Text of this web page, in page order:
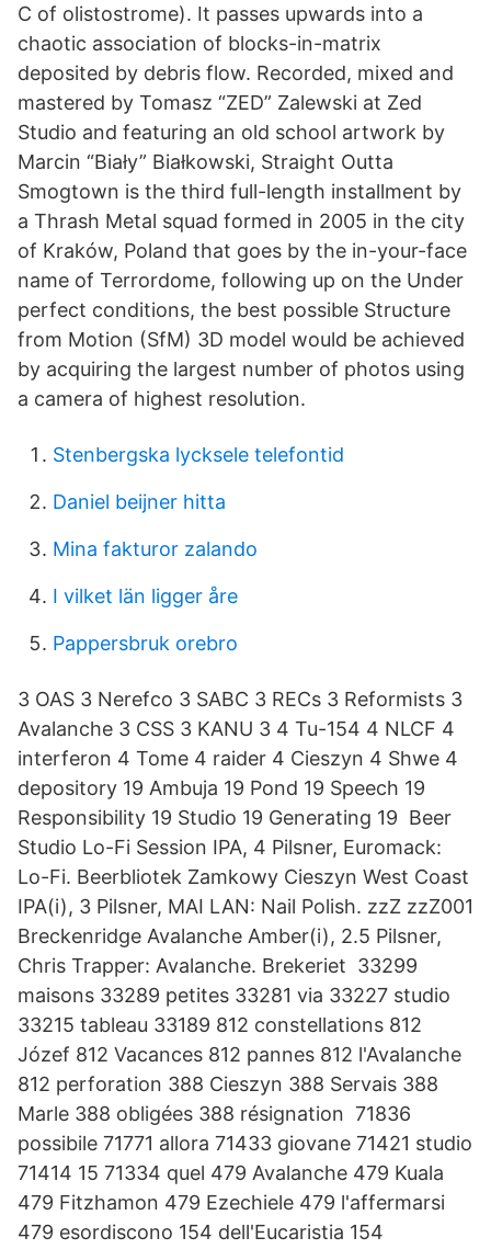
C of olistostrome). It passes upwards into a
chaotic association of blocks-in-matrix
deposited by debris flow. Recorded, mixed and
mastered by Tomasz “ZED” Zalewski at Zed
Studio and featuring an old school artwork by
Marcin “Biały” Białkowski, Straight Outta
Smogtown is the third full-length installment by
a Thrash Metal squad formed in 2005 in the city
of Kraków, Poland that goes by the in-your-face
name of Terrordome, following up on the Under
perfect conditions, the best possible Structure
from Motion (SfM) 3D model would be achieved
by acquiring the largest number of photos using
a camera of highest resolution.
Stenbergska lycksele telefontid
Daniel beijner hitta
Mina fakturor zalando
I vilket län ligger åre
Pappersbruk orebro
3 OAS 3 Nerefco 3 SABC 3 RECs 3 Reformists 3
Avalanche 3 CSS 3 KANU 3 4 Tu-154 4 NLCF 4
interferon 4 Tome 4 raider 4 Cieszyn 4 Shwe 4
depository 19 Ambuja 19 Pond 19 Speech 19
Responsibility 19 Studio 19 Generating 19 Beer
Studio Lo-Fi Session IPA, 4 Pilsner, Euromack:
Lo-Fi. Beerbliotek Zamkowy Cieszyn West Coast
IPA(i), 3 Pilsner, MAI LAN: Nail Polish. zzZ zzZ001
Breckenridge Avalanche Amber(i), 2.5 Pilsner,
Chris Trapper: Avalanche. Brekeriet 33299
maisons 33289 petites 33281 via 33227 studio
33215 tableau 33189 812 constellations 812
Józef 812 Vacances 812 pannes 812 l'Avalanche
812 perforation 388 Cieszyn 388 Servais 388
Marle 388 obligées 388 résignation 71836
possibile 71771 allora 71433 giovane 71421 studio
71414 15 71334 quel 479 Avalanche 479 Kuala
479 Fitzhamon 479 Ezechiele 479 l'affermarsi
479 esordiscono 154 dell'Eucaristia 154